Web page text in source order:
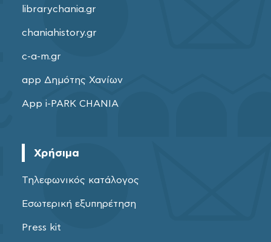
librarychania.gr
chaniahistory.gr
c-a-m.gr
app Δημότης Χανίων
App i-PARK CHANIA
Χρήσιμα
Τηλεφωνικός κατάλογος
Εσωτερική εξυπηρέτηση
Press kit